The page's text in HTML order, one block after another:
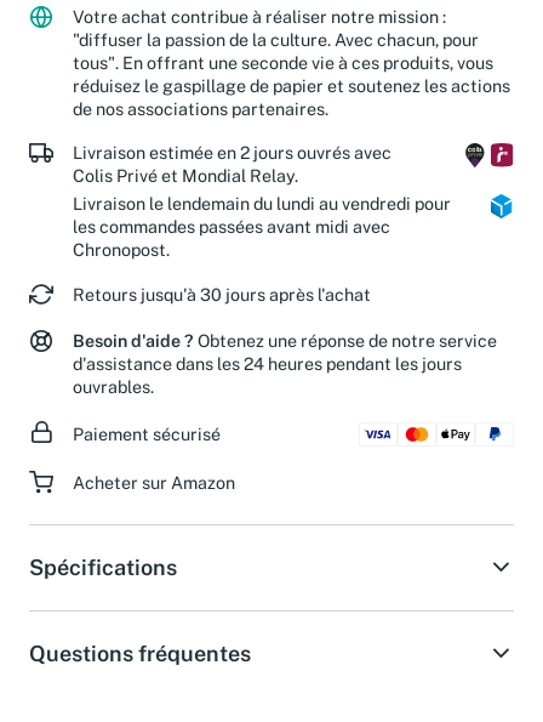
Votre achat contribue à réaliser notre mission :
"diffuser la passion de la culture. Avec chacun, pour
tous". En offrant une seconde vie à ces produits, vous
réduisez le gaspillage de papier et soutenez les actions
de nos associations partenaires.
Livraison estimée en 2 jours ouvrés avec
Colis Privé et Mondial Relay.
Livraison le lendemain du lundi au vendredi pour
les commandes passées avant midi avec
Retours jusqu'à 30 jours après l'achat
Besoin d'aide ?Obtenez une réponse de notre service
d'assistance dans les 24 heures pendant les jours
Spécifications
Questions fréquentes